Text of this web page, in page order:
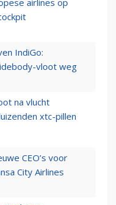
airlines op
IndiGo:
vloot weg
na vlucht
xtc-pillen
CEO’s voor
City Airlines